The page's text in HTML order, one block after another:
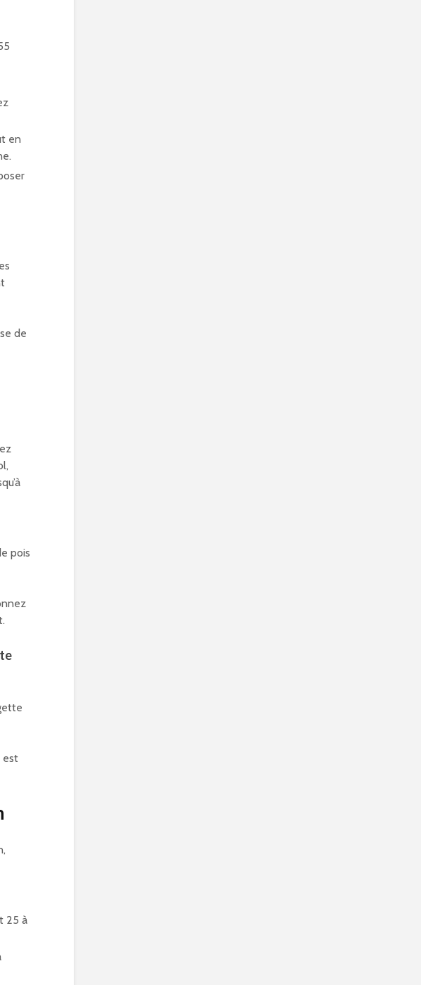
en
de
pois
est
25 à